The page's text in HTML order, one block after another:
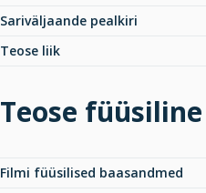
Sariväljaande pealkiri
Teose liik
Teose
Filmi füüsilised baasandmed